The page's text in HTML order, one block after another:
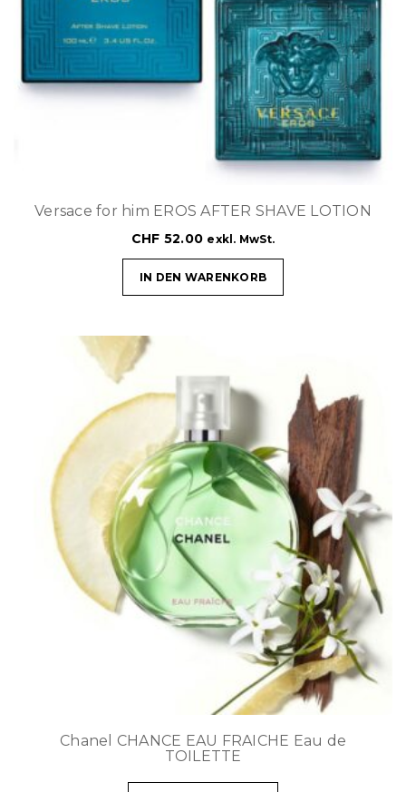
Versace for him EROS AFTER SHAVE LOTION
CHF 52.00 exkl. MwSt.
IN DEN WARENKORB
Chanel CHANCE EAU FRAICHE Eau de
TOILETTE